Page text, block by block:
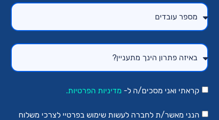
קראתי ואני מסכים/ה ל- מדיניות הפרטיות.
הנני מאשר/ת לחברה לעשות שימוש בפרטיי לצרכי משלוח